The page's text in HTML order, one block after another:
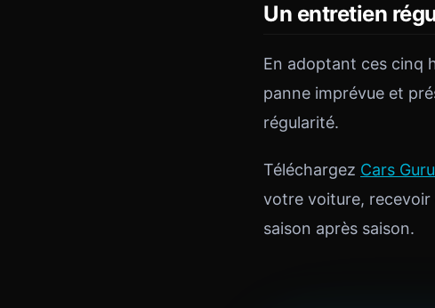
Un entretien
En adoptant ces cinq
panne imprévue et
régularité.
Téléchargez Cars Guru
votre voiture, recevoir
saison après saison.